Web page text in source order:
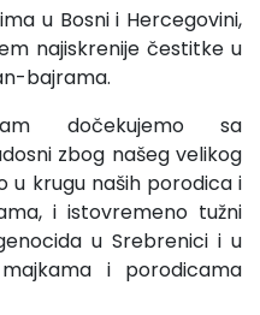
u Bosni i Hercegovini,
najiskrenije čestitke u
bajrama.
dočekujemo sa
zbog našeg velikog
u krugu naših porodica i
i istovremeno tužni
u Srebrenici i u
i porodicama